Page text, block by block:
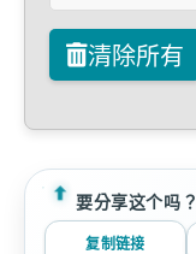
清除所有
要分享这个吗？
复制链接